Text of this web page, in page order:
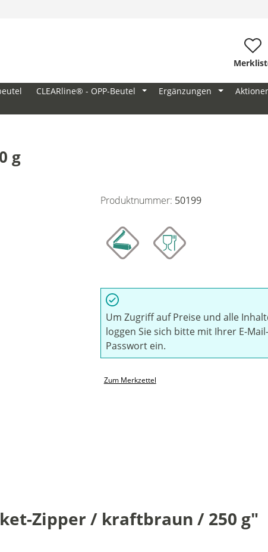
CLEARline® - OPP-Beutel Ergänzungen
g
Produktnummer: 50199
Um Zugriff auf Preise und alle
loggen Sie sich bitte mit Ihrer E-
Passwort ein.
Zum Merkzettel
Zipper / kraftbraun / 250 g"